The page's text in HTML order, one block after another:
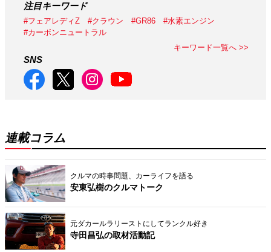
注目キーワード
#フェアレディZ #クラウン #GR86
#水素エンジン
#カーボンニュートラル
キーワード一覧へ >>
SNS
連載コラム
クルマの時事問題、カーライフを語る
安東弘樹のクルマトーク
元ダカールラリーストにしてランクル好き
寺田昌弘の取材活動記